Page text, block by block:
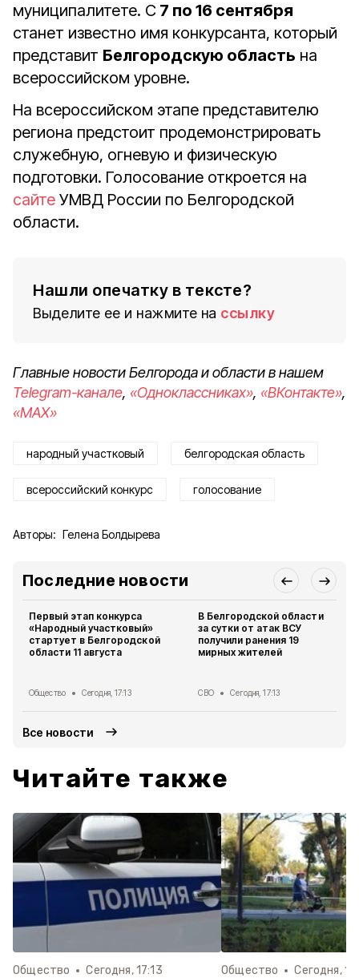
муниципалитете. С 7 по 16 сентября
станет известно имя конкурсанта, который
представит Белгородскую область на
всероссийском уровне.
На всероссийском этапе представителю
региона предстоит продемонстрировать
служебную, огневую и физическую
подготовки. Голосование откроется на
сайте УМВД России по Белгородской
области.
Нашли опечатку в тексте?
Выделите ее и нажмите на ссылку
Главные новости Белгорода и области в нашем
Telegram-канале, «Одноклассниках», «ВКонтакте»,
«MAX»
народный участковый белгородская область
всероссийский конкурс голосование
Авторы: Гелена Болдырева
Последние новости
Первый этап конкурса
«Народный участковый»
стартует в Белгородской
области 11 августа
Общество Сегодня, 17:13
В Белгородской области
за сутки от атак ВСУ
получили ранения 19
мирных жителей
СВО Сегодня, 17:13
Все новости
Читайте также
Общество Сегодня, 17:13 Общество Сегодня,